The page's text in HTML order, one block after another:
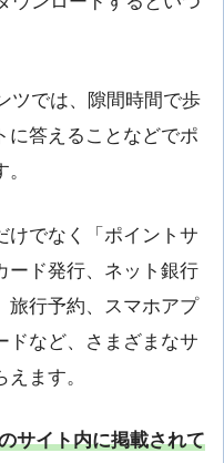
ツでは、隙間時間で歩
に答えることなどでポ
けでなく「ポイントサ
ード発行、ネット銀行
旅行予約、スマホアプ
ドなど、さまざまなサ
ます。
サイト内に掲載されて